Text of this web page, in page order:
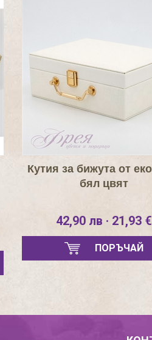
Кутия за бижута от
бял цвят
42,90 лв · 21,93 €
ПОРЪЧАЙ